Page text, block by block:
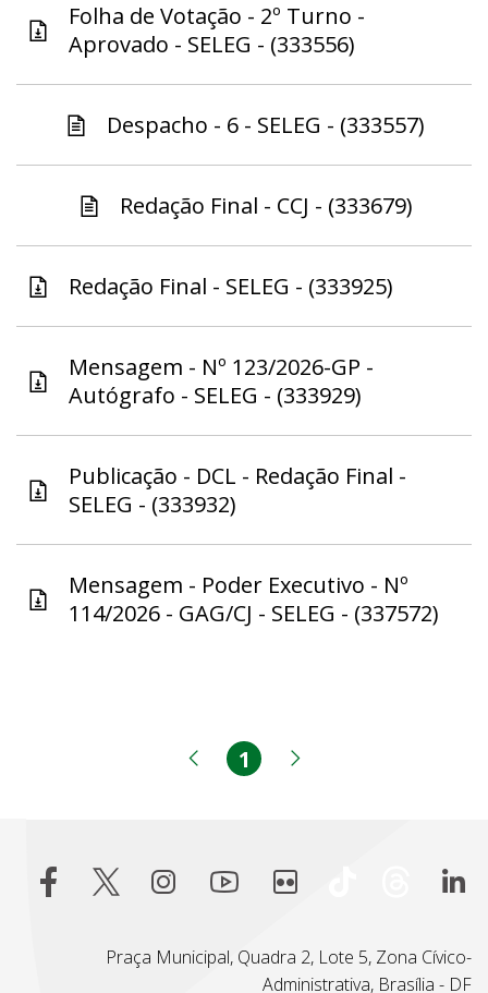
Folha de Votação - 2º Turno -
Aprovado - SELEG - (333556)
Despacho - 6 - SELEG - (333557)
Redação Final - CCJ - (333679)
Redação Final - SELEG - (333925)
Mensagem - Nº 123/2026-GP -
Autógrafo - SELEG - (333929)
Publicação - DCL - Redação Final -
SELEG - (333932)
Mensagem - Poder Executivo - Nº
114/2026 - GAG/CJ - SELEG - (337572)
Página anterior
Página
1
Praça Municipal, Quadra 2, Lote 5, Zona Cívico-
Administrativa, Brasília - DF